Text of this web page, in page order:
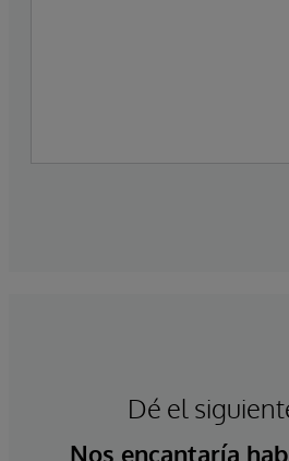
Dé el
Nos encantaría